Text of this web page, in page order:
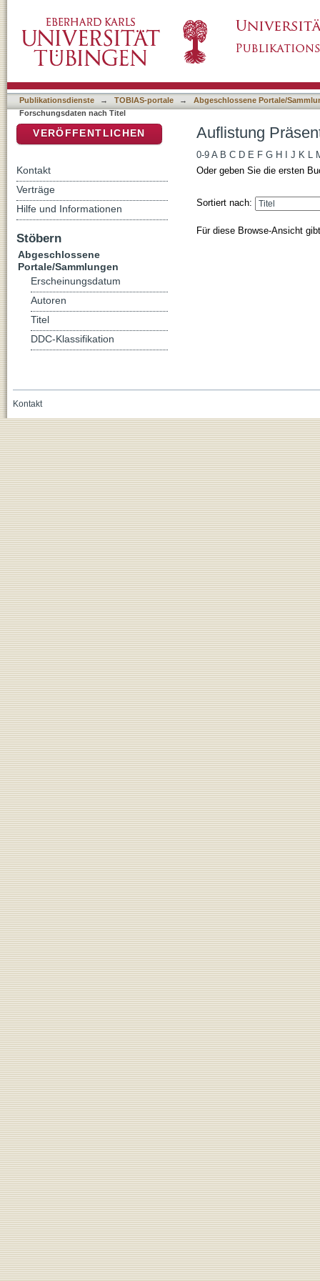
Publikationsdienste → TOBIAS-portale →
Abgeschlossene Portale/
Forschungsdaten nach Titel
Auflistung
0-9 A B C D E F G H J K L
Oder geben Sie die ersten
Sortiert nach:
Für diese Browse-Ansicht
VERÖFFENTLICHEN
Kontakt
Verträge
Hilfe und Informationen
Stöbern
Abgeschlossene
Portale/Sammlungen
Erscheinungsdatum
Autoren
Titel
DDC-Klassifikation
Kontakt